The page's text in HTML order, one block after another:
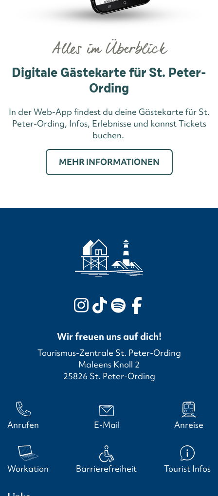
Alles im Überblick
Digitale Gästekarte für St. Peter-
Ording
In der Web-App findest du deine Gästekarte für St.
Peter-Ording, Infos, Erlebnisse und kannst Tickets
buchen.
MEHR INFORMATIONEN
Wir freuen uns auf dich!
Tourismus-Zentrale St. Peter-Ording
Maleens Knoll 2
25826 St. Peter-Ording
Anrufen E-Mail Anreise
Workation Barrierefreiheit Tourist Infos